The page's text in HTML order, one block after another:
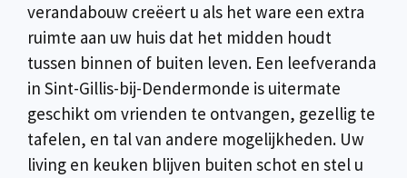
verandabouw creëert u als het ware een extra
ruimte aan uw huis dat het midden houdt
tussen binnen of buiten leven. Een leefveranda
in Sint-Gillis-bij-Dendermonde is uitermate
geschikt om vrienden te ontvangen, gezellig te
tafelen, en tal van andere mogelijkheden. Uw
living en keuken blijven buiten schot en stel u